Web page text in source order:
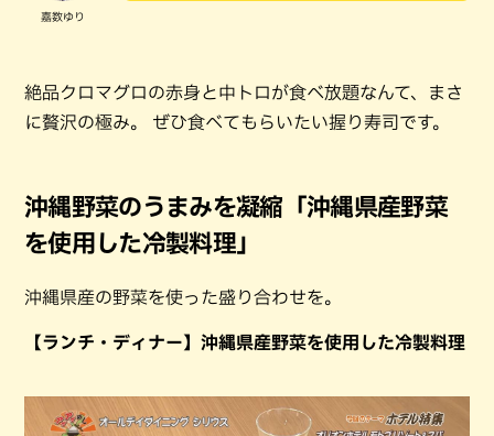
嘉数ゆり
絶品クロマグロの赤身と中トロが食べ放題なんて、まさ
に贅沢の極み。 ぜひ食べてもらいたい握り寿司です。
沖縄野菜のうまみを凝縮「沖縄県産野菜
を使用した冷製料理」
沖縄県産の野菜を使った盛り合わせを。
【ランチ・ディナー】沖縄県産野菜を使用した冷製料理